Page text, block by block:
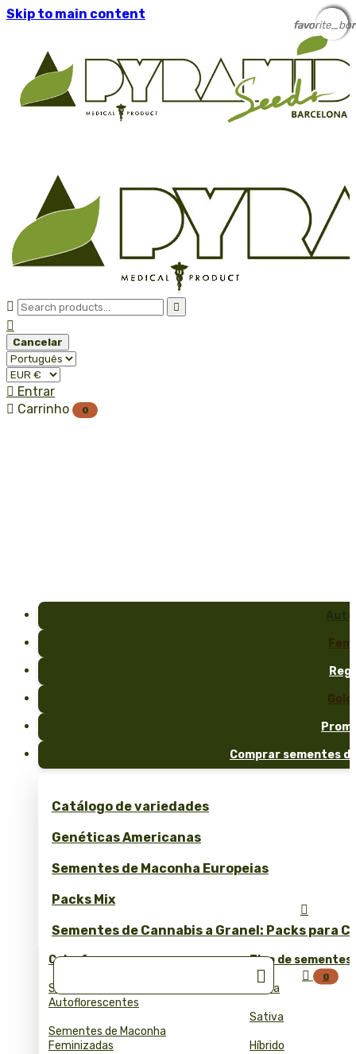
Skip to main content
 

Cancelar
 Entrar
 Carrinho 0
Fem
Reg
Gold
Comprar sementes
Catálogo de variedades
Genéticas Americanas
Sementes de Maconha Europeias
Packs Mix
Sementes de Cannabis a Granel: Packs para
Coleções
Sementes de Cannabis
Autoflorescentes
Sementes de Maconha
Feminizadas
Tipo de sementes
Indica
Sativa
Híbrido


 0